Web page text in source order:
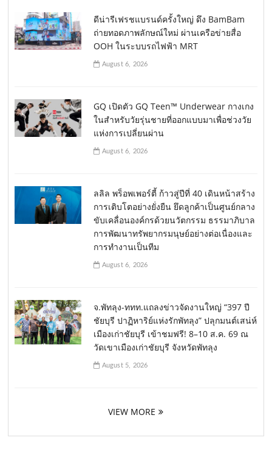
ดีน่ารีเฟรชแบรนด์ครั้งใหญ่ ดึง BamBam
ถ่ายทอดภาพลักษณ์ใหม่ ผ่านเครือข่ายสื่อ
OOH ในระบบรถไฟฟ้า MRT
August 6, 2026
GQ เปิดตัว GQ Teen™ Underwear กางเกง
ในสำหรับวัยรุ่นชายที่ออกแบบมาเพื่อช่วงวัย
แห่งการเปลี่ยนผ่าน
August 6, 2026
ลลิล พร็อพเพอร์ตี้ ก้าวสู่ปีที่ 40 เดินหน้าสร้าง
การเติบโตอย่างยั่งยืน ยึดลูกค้าเป็นศูนย์กลาง
ขับเคลื่อนองค์กรด้วยนวัตกรรม ธรรมาภิบาล
การพัฒนาทรัพยากรมนุษย์อย่างต่อเนื่องและ
การทำงานเป็นทีม
August 6, 2026
จ.พัทลุง-ททท.แถลงข่าวจัดงานใหญ่ “397 ปี
ชัยบุรี ปาฏิหาริย์แห่งรักพัทลุง” ปลุกมนต์เสน่ห์
เมืองเก่าชัยบุรี เข้าชมฟรี! 8–10 ส.ค. 69 ณ
วัดเขาเมืองเก่าชัยบุรี จังหวัดพัทลุง
August 5, 2026
VIEW MORE